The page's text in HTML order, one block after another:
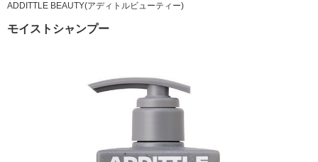
ADDITTLE BEAUTY(アディトルビューティー)
モイストシャンプー